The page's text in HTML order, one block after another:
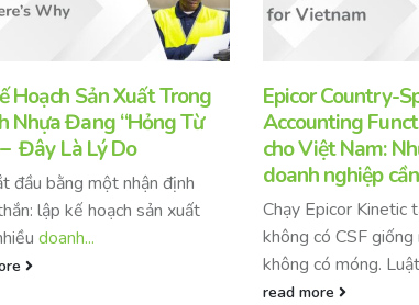
Hoạch Sản Xuất Trong
Nhựa Đang “Hỏng Từ
Đây Là Lý Do
đầu bằng một nhận định
lập kế hoạch sản xuất
doanh...
Epicor Country-
Accounting
cho Việt Nam:
doanh nghiệp
Chạy Epicor Kinetic
không có CSF
không có móng.
read more